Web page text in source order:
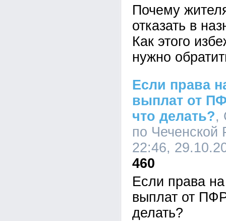
Почему
отказать в
Как этого
нужно
Если права
выплат от
что делать?,
по Чеченской
22:46,
460
Если права
выплат от
делать?